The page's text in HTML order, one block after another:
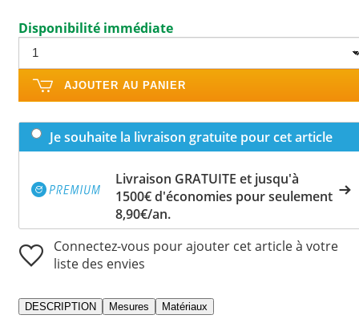
Disponibilité immédiate
AJOUTER AU PANIER
Je souhaite la livraison gratuite pour cet article
Livraison GRATUITE et jusqu'à
1500€ d'économies pour seulement
8,90€/an.
Connectez-vous pour ajouter cet article à votre
liste des envies
DESCRIPTION Mesures Matériaux